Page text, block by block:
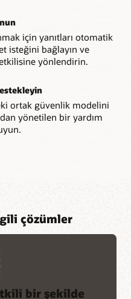
için yanıtları otomatik
isteğini bağlayın ve
yönlendirin.
ortak güvenlik modelini
yönetilen bir yardım
çözümler
bir şekilde